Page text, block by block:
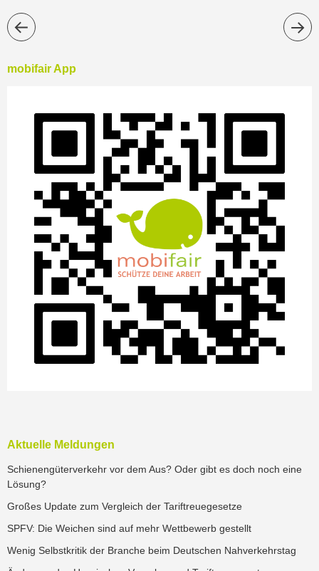
mobifair App
Aktuelle Meldungen
Schienengüterverkehr vor dem Aus? Oder gibt es doch noch eine
Lösung?
Großes Update zum Vergleich der Tariftreuegesetze
SPFV: Die Weichen sind auf mehr Wettbewerb gestellt
Wenig Selbstkritik der Branche beim Deutschen Nahverkehrstag